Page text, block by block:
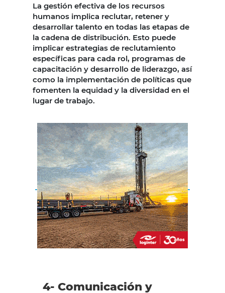
La gestión efectiva de los recursos
humanos implica reclutar, retener y
desarrollar talento en todas las etapas de
la cadena de distribución. Esto puede
implicar estrategias de reclutamiento
específicas para cada rol, programas de
capacitación y desarrollo de liderazgo, así
como la implementación de políticas que
fomenten la equidad y la diversidad en el
lugar de trabajo.
4- Comunicación y